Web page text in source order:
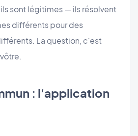
sont légitimes — ils résolvent
différents pour des
La question, c'est
: l'application